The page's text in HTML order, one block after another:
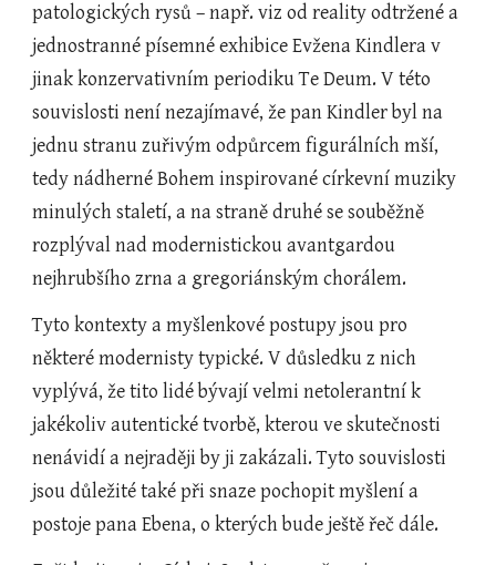
patologických rysů – např. viz od reality odtržené a
jednostranné písemné exhibice Evžena Kindlera v
jinak konzervativním periodiku Te Deum. V této
souvislosti není nezajímavé, že pan Kindler byl na
jednu stranu zuřivým odpůrcem figurálních mší,
tedy nádherné Bohem inspirované církevní muziky
minulých staletí, a na straně druhé se souběžně
rozplýval nad modernistickou avantgardou
nejhrubšího zrna a gregoriánským chorálem.
Tyto kontexty a myšlenkové postupy jsou pro
některé modernisty typické. V důsledku z nich
vyplývá, že tito lidé bývají velmi netolerantní k
jakékoliv autentické tvorbě, kterou ve skutečnosti
nenávidí a nejraději by ji zakázali. Tyto souvislosti
jsou důležité také při snaze pochopit myšlení a
postoje pana Ebena, o kterých bude ještě řeč dále.